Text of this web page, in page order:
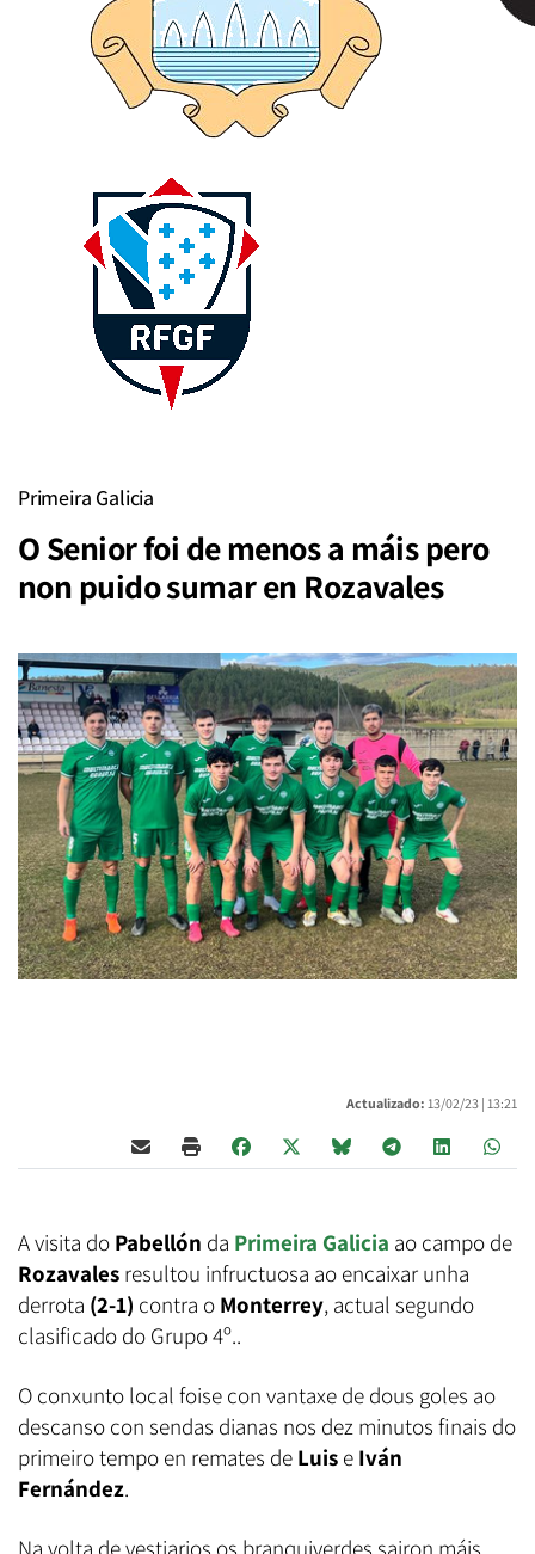
Primeira Galicia
O Senior foi de menos a máis pero
non puido sumar en Rozavales
Actualizado: 13/02/23 | 13:21
A visita do Pabellón da Primeira Galicia ao campo de
Rozavales resultou infructuosa ao encaixar unha
derrota (2-1) contra o Monterrey, actual segundo
clasificado do Grupo 4º..
O conxunto local foise con vantaxe de dous goles ao
descanso con sendas dianas nos dez minutos finais do
primeiro tempo en remates de Luis e Iván
Fernández.